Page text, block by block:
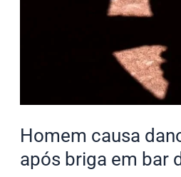
Homem causa
após briga em bar
bar
de